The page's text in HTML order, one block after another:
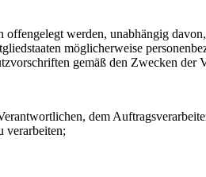
werden, unabhängig
möglicherweise
gemäß den Zwecken der
dem
verarbeiten;